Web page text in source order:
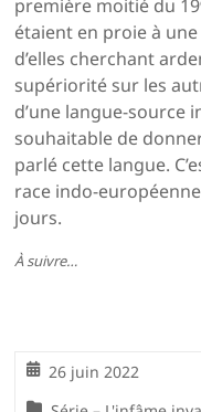
première moitié du 19
étaient en proie à
d’elles cherchant
supériorité sur les
d’une langue-source
souhaitable de
parlé cette langue.
race indo-
jours.
À suivre…
26 juin 2022